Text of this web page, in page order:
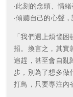
‧此刻的念頭、情
‧傾聽自己的心聲
「我們遇上煩惱
招。換言之，其實
追趕，甚至會自亂
步，別為了想多做
打鳥，只要專注內